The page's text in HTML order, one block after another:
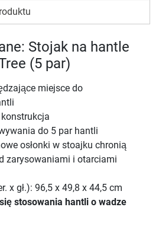
Stojak na hantle
(5 par)
miejsce do
do 5 par hantli
osłonki w stoajku chronią
zarysowaniami i otarciami
x gł.): 96,5 x 49,8 x 44,5 cm
stosowania hantli o wadze